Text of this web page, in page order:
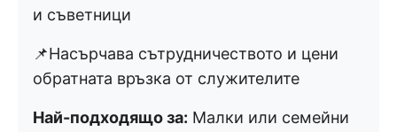
и съветници
📌Насърчава сътрудничеството и цени
обратната връзка от служителите
Най-подходящо за: Малки или семейни